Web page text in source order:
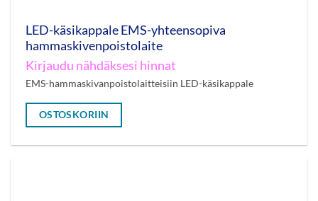
LED-käsikappale EMS-yhteensopiva
hammaskivenpoistolaite
Kirjaudu nähdäksesi hinnat
EMS-hammaskivanpoistolaitteisiin LED-käsikappale
OSTOSKORIIN